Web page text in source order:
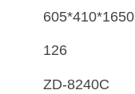
605*410*1650
126
ZD-8240C